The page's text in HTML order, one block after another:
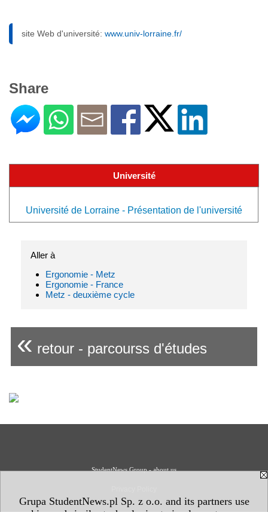
Grupa StudentNews.pl Sp. z o.o. and its partners use
site Web d'université: www.univ-lorraine.fr/
Share
Université
Université de Lorraine - Présentation de l'université
Aller à
Ergonomie - Metz
Ergonomie - France
Metz - deuxième cycle
« retour - parcourss d'études
StudentNews Group - about us